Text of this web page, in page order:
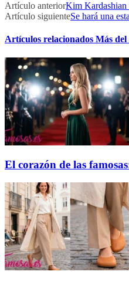
Artículo anteriorKim Kardashian
Artículo siguienteSe hará una
Artículos relacionados Más
El corazón de las